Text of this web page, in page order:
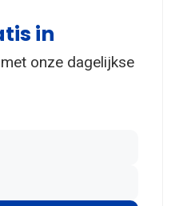
in
onze dagelijkse